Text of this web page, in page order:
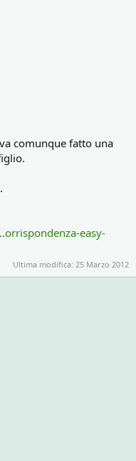
comunque fatto una
easy-
Ultima modifica: 25 Marzo 2012